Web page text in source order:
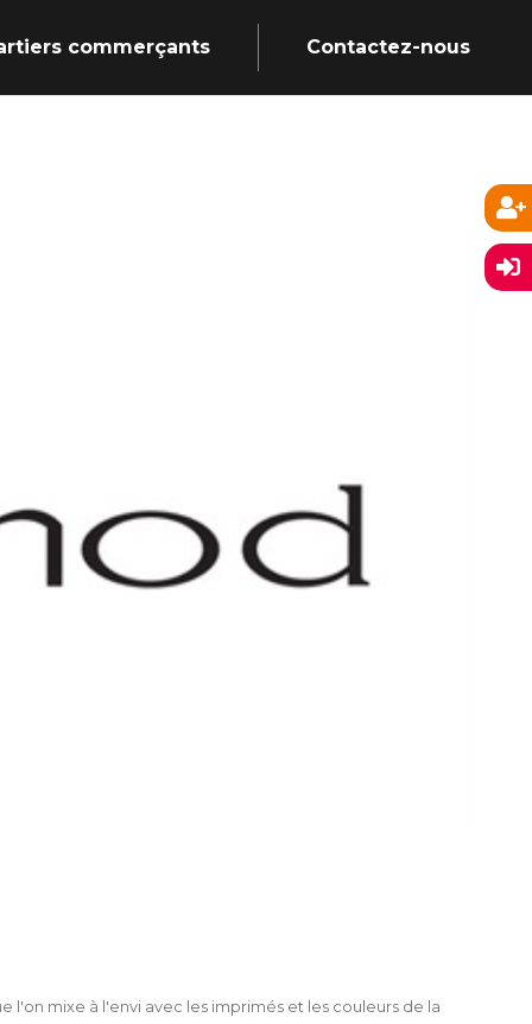
commerçants Contactez-nous
l'on mixe à l'envi avec les imprimés et les couleurs de la